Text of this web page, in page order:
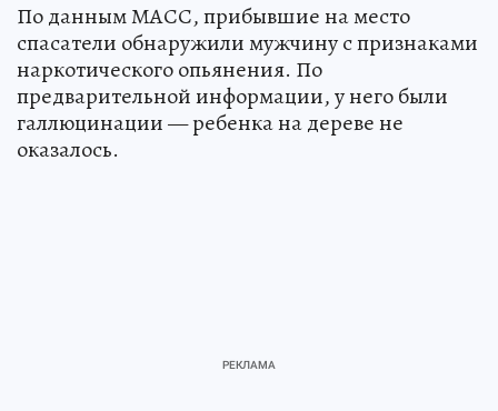
По данным МАСС, прибывшие на место
спасатели обнаружили мужчину с признаками
наркотического опьянения. По
предварительной информации, у него были
галлюцинации — ребенка на дереве не
оказалось.